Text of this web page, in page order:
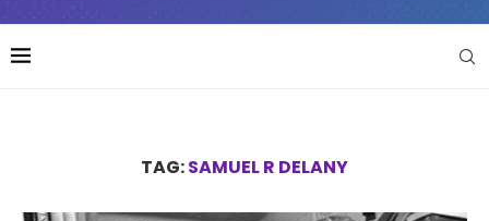
TAG:SAMUEL R DELANY